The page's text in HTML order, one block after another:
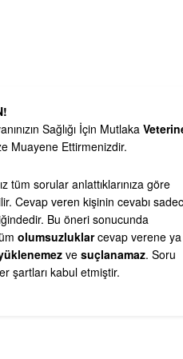
Sağlığı İçin Mutlaka
Muayene Ettirmenizdir.
tüm sorular anlattıklarınıza göre
Cevap veren kişinin cevabı
Bu öneri sonucunda
olumsuzluklarcevap verene ya
ve suçlanamaz. Soru
şartları kabul etmiştir.